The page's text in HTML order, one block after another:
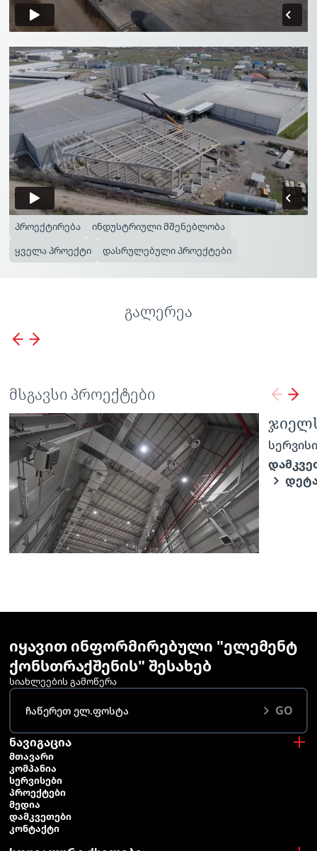
პროექტირება
ინდუსტრიული მშენებლობა
ყველა პროექტი
დასრულებული პროექტები
გალერეა
მსგავსი პროექტები
ბორჯომის საწარმო
სერვისი:
ინდუსტრიული მშენებლობა
სარემონტო სამუშაოები
დამკვეთი:
შპს IDS ბორჯომი საქართველო
ᲓᲔᲢᲐᲚᲣᲠᲐᲓ
იყავით ინფორმირებული "ელემენტ
ქონსთრაქშენის" შესახებ
სიახლეების გამოწერა
GO
ნავიგაცია
ᲛᲗᲐᲕᲐᲠᲘ
ᲙᲝᲛᲞᲐᲜᲘᲐ
ᲡᲔᲠᲕᲘᲡᲔᲑᲘ
ᲞᲠᲝᲔᲥᲢᲔᲑᲘ
ᲛᲔᲓᲘᲐ
ᲓᲐᲛᲙᲕᲔᲗᲔᲑᲘ
ᲙᲝᲜᲢᲐᲥᲢᲘ